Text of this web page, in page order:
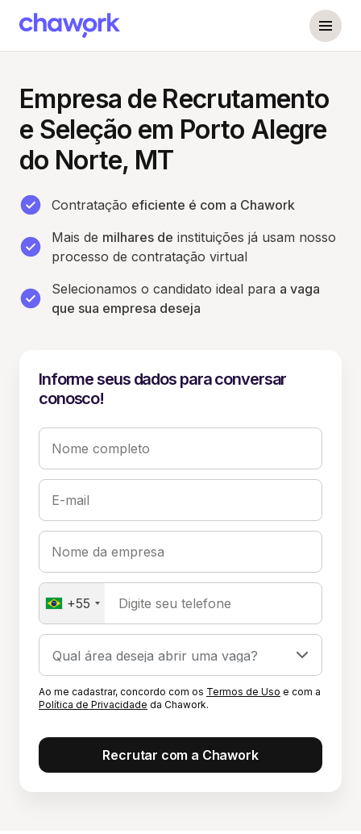
Empresa de Recrutamento
e Seleção em Porto Alegre
do Norte, MT
Contratação eficiente é com a Chawork
Mais de milhares de instituições já usam nosso
processo de contratação virtual
Selecionamos o candidato ideal para a vaga
que sua empresa deseja
Informe seus dados para conversar
conosco!
Nome completo
E-mail
Nome da empresa
+55 Digite seu telefone
Ao me cadastrar, concordo com os Termos de Uso e com a
Política de Privacidade da Chawork.
Recrutar com a Chawork